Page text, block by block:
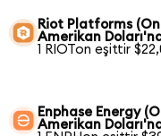
Riot Platforms
Amerikan
1 RIOTon eşittir
Enphase Energy
Amerikan